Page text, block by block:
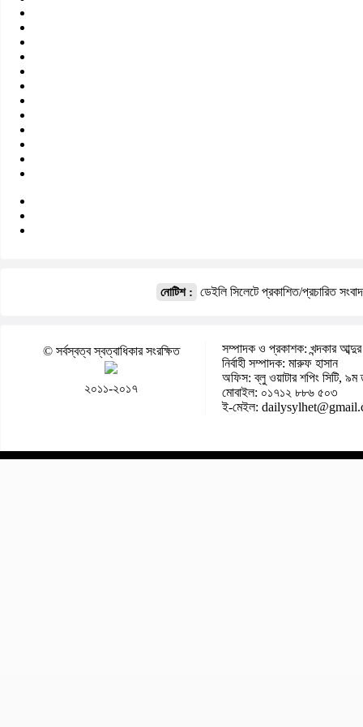
নোটিশ : ডেইলি সিলেটে প্রকাশিত/প্রচারিত
© সর্বস্বত্ব স্বত্বাধিকার সংরক্ষিত
২০১১-২০১৭
সম্পাদক ও প্রকাশক: খন্দকার আব্দুর
নির্বাহী সম্পাদক: মারুফ হাসান
অফিস: ব্লু ওয়াটার শপিং সিটি, ৯ম
মোবাইল: ০১৭১২ ৮৮৬ ৫০৩
ই-মেইল: